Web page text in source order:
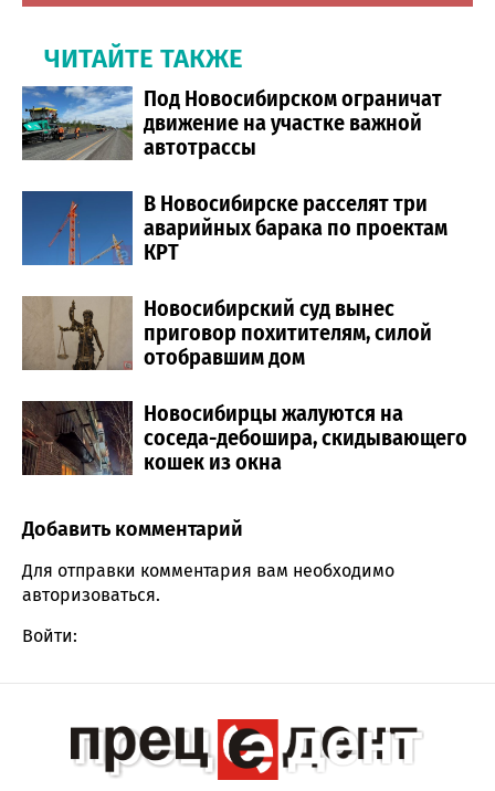
ЧИТАЙТЕ ТАКЖЕ
Под Новосибирском ограничат
движение на участке важной
автотрассы
В Новосибирске расселят три
аварийных барака по проектам
КРТ
Новосибирский суд вынес
приговор похитителям, силой
отобравшим дом
Новосибирцы жалуются на
соседа-дебошира, скидывающего
кошек из окна
Comment section
Добавить комментарий
Для отправки комментария вам необходимо
авторизоваться.
Войти: